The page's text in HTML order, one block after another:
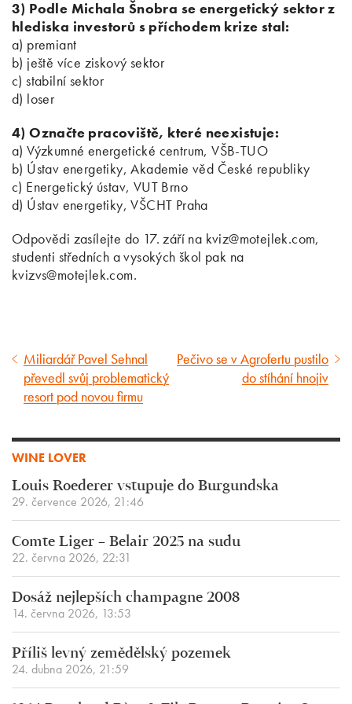
3) Podle Michala Šnobra se energetický sektor z
hlediska investorů s příchodem krize stal:
a) premiant
b) ještě více ziskový sektor
c) stabilní sektor
d) loser
4) Označte pracoviště, které neexistuje:
a) Výzkumné energetické centrum, VŠB-TUO
b) Ústav energetiky, Akademie věd České republiky
c) Energetický ústav, VUT Brno
d) Ústav energetiky, VŠCHT Praha
Odpovědi zasílejte do 17. září na kviz@motejlek.com,
studenti středních a vysokých škol pak na
kvizvs@motejlek.com.
Předcházející
článek
Miliardář Pavel Sehnal
převedl svůj problematický
resort pod novou firmu
Následující
Pečivo se v Agrofertu pustilo
do stíhání hnojiv
WINE LOVER
Louis Roederer vstupuje do Burgundska
29. července 2026, 21:46
Comte Liger – Belair 2025 na sudu
22. června 2026, 22:31
Dosáž nejlepších champagne 2008
14. června 2026, 13:53
Příliš levný zemědělský pozemek
24. dubna 2026, 21:59